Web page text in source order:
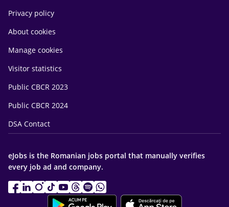
Privacy policy
About cookies
Manage cookies
Visitor statistics
Public CBCR 2023
Public CBCR 2024
DSA Contact
eJobs is the Romanian jobs portal that manually verifies
every job ad and company.